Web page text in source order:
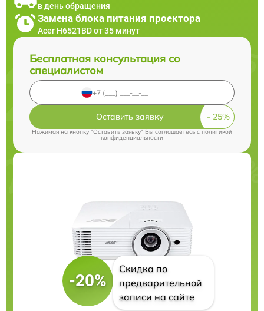
в день обращения
Замена блока питания проектора
Acer H6521BD от 35 минут
Бесплатная консультация со
специалистом
Оставить заявку
Нажимая на кнопку "Оставить заявку" Вы соглашаетесь cполитикой
конфиденциальности
-20%
Скидка по
предварительной
записи на сайте